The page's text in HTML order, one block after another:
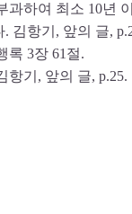
과하여 최소 10년
. 김항기, 앞의 글,
록 3장 61절.
항기, 앞의 글, p.25.